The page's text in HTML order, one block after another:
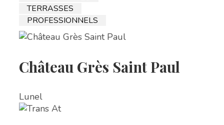
TERRASSES
PROFESSIONNELS
Château Grès Saint Paul
Lunel